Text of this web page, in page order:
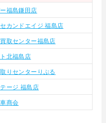
福島鎌田店
カンドエイジ 福島店
取センター福島店
北福島店
りセンターりぷる
ージ 福島店
商会